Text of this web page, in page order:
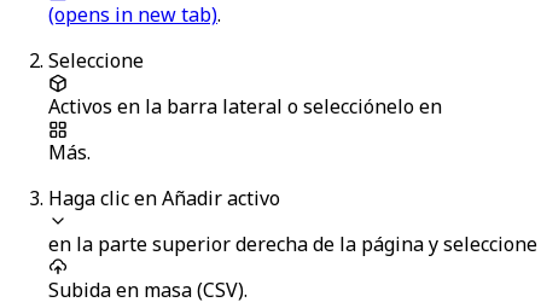
(opens in new tab).
Seleccione
Activos en la barra lateral o selecciónelo en
Más.
Haga clic enAñadir activo
en la parte superior derecha de la página y seleccione
Subida en masa (CSV).